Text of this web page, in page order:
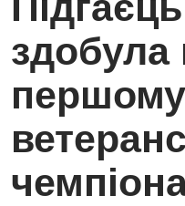
здобула
першому